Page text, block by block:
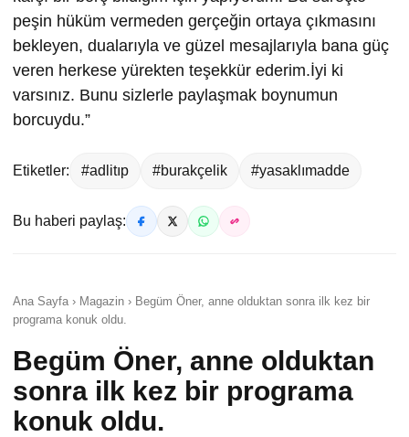
peşin hüküm vermeden gerçeğin ortaya çıkmasını
bekleyen, dualarıyla ve güzel mesajlarıyla bana güç
veren herkese yürekten teşekkür ederim.İyi ki
varsınız. Bunu sizlerle paylaşmak boynumun
borcuydu.”
Etiketler: #adlitıp #burakçelik #yasaklımadde
Bu haberi paylaş:
Ana Sayfa › Magazin › Begüm Öner, anne olduktan sonra ilk kez bir
programa konuk oldu.
Begüm Öner, anne olduktan
sonra ilk kez bir programa
konuk oldu.